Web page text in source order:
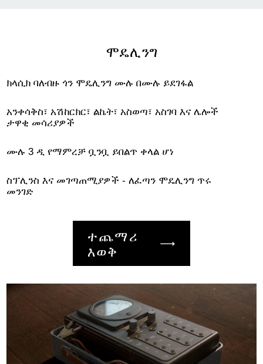
ሞዴሊንግ
ክላሲክ ባለብዙ ጎን ሞዴሊንግ ሙሉ በሙሉ ይደገፋል
አንቀሳቅስ፣ አሽከርክር፣ ልኬት፣ አስወጣ፣ አስገባ እና ሌሎች
ታዋቂ መሳሪያዎች
ሙሉ 3 ዲ የማምረቻ ቧንቧ ይበልጥ ቀላል ሆነ
ስፕሊንስ እና መገጣጠሚያዎች - ለፈጣን ሞዴሊንግ ጥሩ
መንገድ
ተጨማሪ
እወቅ